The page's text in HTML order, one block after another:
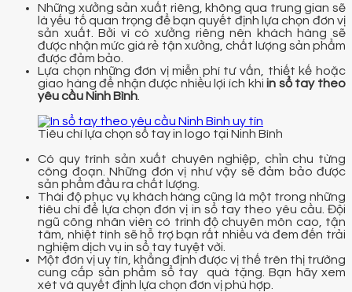
Những xưởng sản xuất riêng, không qua trung gian sẽ
là yếu tố quan trọng để bạn quyết định lựa chọn đơn vị
sản xuất. Bởi vì có xưởng riêng nên khách hàng sẽ
được nhận mức giá rẻ tận xưởng, chất lượng sản phẩm
được đảm bảo.
Lựa chọn những đơn vị miễn phí tư vấn, thiết kế hoặc
giao hàng để nhận được nhiều lợi ích khiin sổ tay theo
yêu cầu Ninh Bình
Tiêu chí lựa chọn sổ tay in logo tại Ninh Bình
Có quy trình sản xuất chuyên nghiệp, chỉn chu từng
công đoạn. Những đơn vị như vậy sẽ đảm bảo được
sản phẩm đầu ra chất lượng.
Thái độ phục vụ khách hàng cũng là một trong những
tiêu chí để lựa chọn đơn vị in sổ tay theo yêu cầu. Đội
ngũ công nhân viên có trình độ chuyên môn cao, tận
tâm, nhiệt tình sẽ hỗ trợ bạn rất nhiều và đem đến trải
nghiệm dịch vụ in sổ tay tuyệt vời.
Một đơn vị uy tín, khẳng định được vị thế trên thị trường
cung cấp sản phẩm sổ tay quà tặng. Bạn hãy xem
xét và quyết định lựa chọn đơn vị phù hợp.